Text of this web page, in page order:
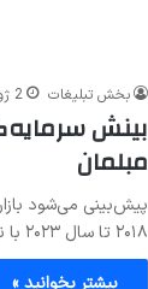
بخش تبلیغات 2 ژوئن 2019
بینش
مبلمان
پیش‌بینی می‌شود
۲۰۱۸ تا سال ۲۰۲۳ با نرخی برابر ۵.۲% رشد…
بیشتر بخوانید »